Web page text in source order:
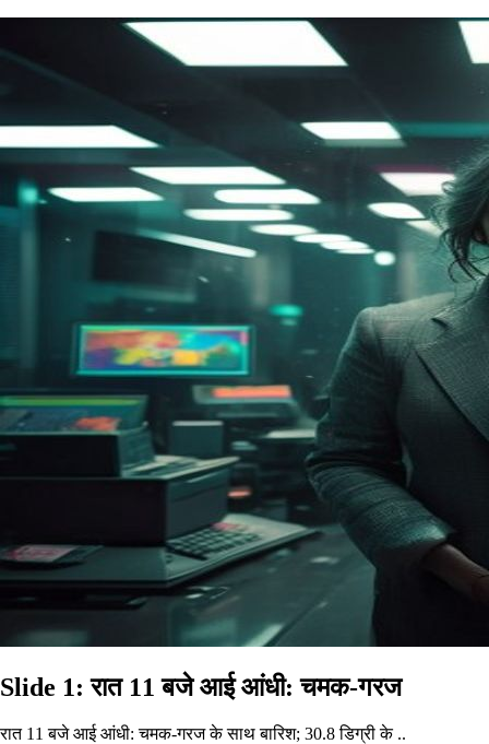
Slide 1: रात 11 बजे आई आंधी: चमक-गरज
रात 11 बजे आई आंधी: चमक-गरज के साथ बारिश; 30.8 डिग्री के ..